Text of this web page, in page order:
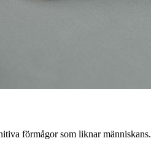
förmågor som liknar människans.